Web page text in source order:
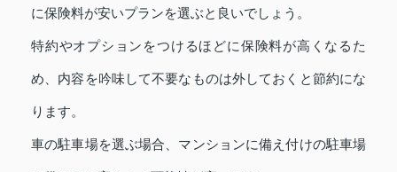
に保険料が安いプランを選ぶと良いでしょう。
特約やオプションをつけるほどに保険料が高くなるた
め、内容を吟味して不要なものは外しておくと節約にな
ります。
車の駐車場を選ぶ場合、マンションに備え付けの駐車場